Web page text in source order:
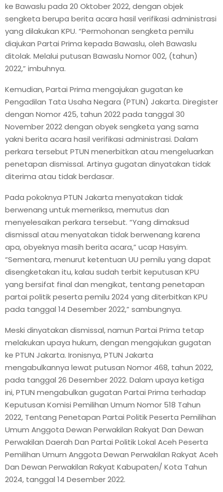
ke Bawaslu pada 20 Oktober 2022, dengan objek
sengketa berupa berita acara hasil verifikasi administrasi
yang dilakukan KPU. “Permohonan sengketa pemilu
diajukan Partai Prima kepada Bawaslu, oleh Bawaslu
ditolak. Melalui putusan Bawaslu Nomor 002, (tahun)
2022,” imbuhnya.
Kemudian, Partai Prima mengajukan gugatan ke
Pengadilan Tata Usaha Negara (PTUN) Jakarta. Diregister
dengan Nomor 425, tahun 2022 pada tanggal 30
November 2022 dengan obyek sengketa yang sama
yakni berita acara hasil verifikasi administrasi. Dalam
perkara tersebut PTUN menerbitkan atau mengeluarkan
penetapan dismissal. Artinya gugatan dinyatakan tidak
diterima atau tidak berdasar.
Pada pokoknya PTUN Jakarta menyatakan tidak
berwenang untuk memeriksa, memutus dan
menyelesaikan perkara tersebut. “Yang dimaksud
dismissal atau menyatakan tidak berwenang karena
apa, obyeknya masih berita acara,” ucap Hasyim.
“Sementara, menurut ketentuan UU pemilu yang dapat
disengketakan itu, kalau sudah terbit keputusan KPU
yang bersifat final dan mengikat, tentang penetapan
partai politik peserta pemilu 2024 yang diterbitkan KPU
pada tanggal 14 Desember 2022,” sambungnya.
Meski dinyatakan dismissal, namun Partai Prima tetap
melakukan upaya hukum, dengan mengajukan gugatan
ke PTUN Jakarta. Ironisnya, PTUN Jakarta
mengabulkannya lewat putusan Nomor 468, tahun 2022,
pada tanggal 26 Desember 2022. Dalam upaya ketiga
ini, PTUN mengabulkan gugatan Partai Prima terhadap
Keputusan Komisi Pemilihan Umum Nomor 518 Tahun
2022, Tentang Penetapan Partai Politik Peserta Pemilihan
Umum Anggota Dewan Perwakilan Rakyat Dan Dewan
Perwakilan Daerah Dan Partai Politik Lokal Aceh Peserta
Pemilihan Umum Anggota Dewan Perwakilan Rakyat Aceh
Dan Dewan Perwakilan Rakyat Kabupaten/ Kota Tahun
2024, tanggal 14 Desember 2022.